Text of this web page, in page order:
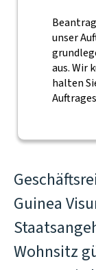
unser
aus. Wir
halten
Guinea
Wohnsitz